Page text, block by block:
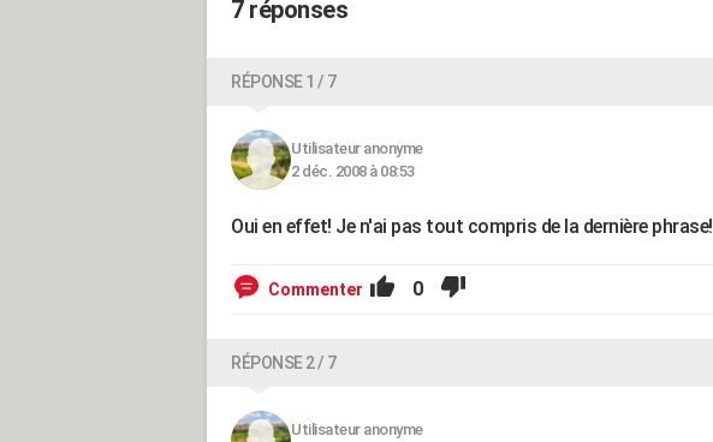
7 réponses
RÉPONSE 1 / 7
Utilisateur anonyme
2 déc. 2008 à 08:53
Oui en effet! Je n'ai pas tout compris de la dernière phrase!
Commenter 0
RÉPONSE 2 / 7
Utilisateur anonyme